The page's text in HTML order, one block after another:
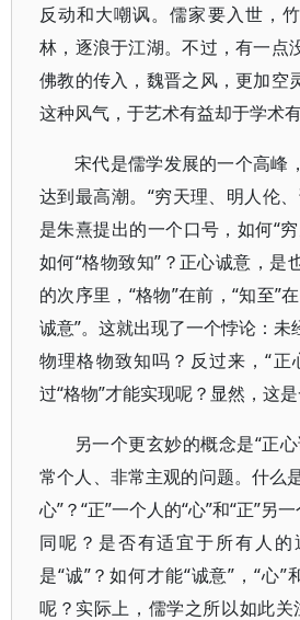
反动和大嘲讽。儒家要入世，
林，逐浪于江湖。不过，有一点
佛教的传入，魏晋之风，更加空
这种风气，于艺术有益却于学术有
宋代是儒学发展的一个高峰
达到最高潮。“穷天理、明人伦、
是朱熹提出的一个口号，如何“
如何“格物致知”？正心诚意，是
的次序里，“格物”在前，“知至”
诚意”。这就出现了一个悖论：
物理格物致知吗？反过来，“正
过“格物”才能实现呢？显然，这是
另一个更玄妙的概念是“正
常个人、非常主观的问题。什么
心”？“正”一个人的“心”和“正”另
同呢？是否有适宜于所有人
是“诚”？如何才能“诚意”，“心”
呢？实际上，儒学之所以如此关